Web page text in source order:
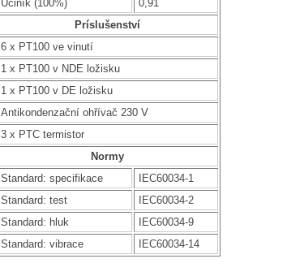
Účiník (100%)
0,91
Príslušenství
6 x PT100 ve vinutí
1 x PT100 v NDE ložisku
1 x PT100 v DE ložisku
Antikondenzační ohřívač 230 V
3 x PTC termistor
Normy
Standard: specifikace
IEC60034-1
Standard: test
IEC60034-2
Standard: hluk
IEC60034-9
Standard: vibrace
IEC60034-14